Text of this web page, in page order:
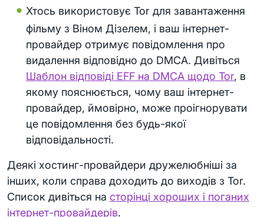
Хтось використовує Tor для завантаження
фільму з Віном Дізелем, і ваш інтернет-
провайдер отримує повідомлення про
видалення відповідно до DMCA. Дивіться
Шаблон відповіді EFF на DMCA щодо Tor, в
якому пояснюється, чому ваш інтернет-
провайдер, ймовірно, може проігнорувати
це повідомлення без будь-якої
відповідальності.
Деякі хостинг-провайдери дружелюбніші за
інших, коли справа доходить до виходів з Tor.
Список дивіться на сторінці хороших і поганих
інтернет-провайдерів.